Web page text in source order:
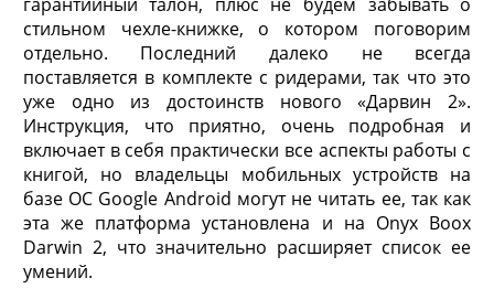
стильном чехле-книжке, о котором поговорим
отдельно. Последний далеко не всегда
поставляется в комплекте с ридерами, так что это
уже одно из достоинств нового «Дарвин 2».
Инструкция, что приятно, очень подробная и
включает в себя практически все аспекты работы с
книгой, но владельцы мобильных устройств на
базе ОС Google Android могут не читать ее, так как
эта же платформа установлена и на Onyx Boox
Darwin 2, что значительно расширяет список ее
умений.